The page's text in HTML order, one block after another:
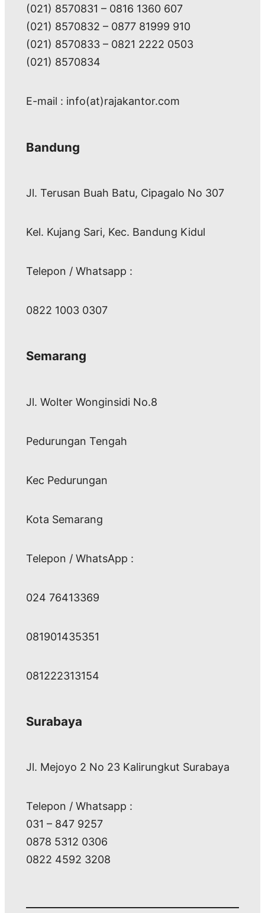
(021) 8570831 – 0816 1360 607
(021) 8570832 – 0877 81999 910
(021) 8570833 – 0821 2222 0503
(021) 8570834
E-mail : info(at)rajakantor.com
Bandung
Jl. Terusan Buah Batu, Cipagalo No 307
Kel. Kujang Sari, Kec. Bandung Kidul
Telepon / Whatsapp :
0822 1003 0307
Semarang
Jl. Wolter Wonginsidi No.8
Pedurungan Tengah
Kec Pedurungan
Kota Semarang
Telepon / WhatsApp :
024 76413369
081901435351
081222313154
Surabaya
Jl. Mejoyo 2 No 23 Kalirungkut Surabaya
Telepon / Whatsapp :
031 – 847 9257
0878 5312 0306
0822 4592 3208